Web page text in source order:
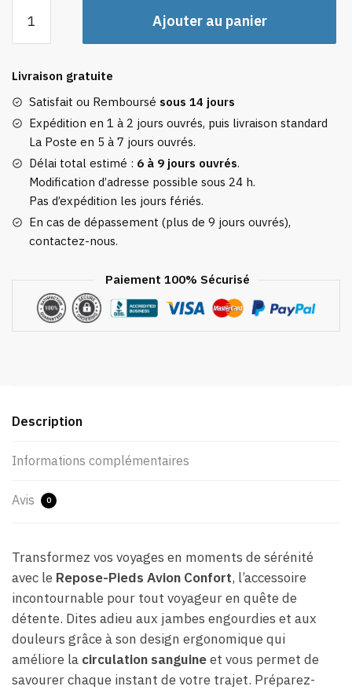
Repose-
Avion
Confort
Ajouter au panier
Livraison gratuite
Satisfait ou Remboursé sous 14 jours
Expédition en 1 à 2 jours ouvrés, puis livraison standard
La Poste en 5 à 7 jours ouvrés.
Délai total estimé : 6 à 9 jours ouvrés.
Modification d’adresse possible sous 24 h.
Pas d’expédition les jours fériés.
En cas de dépassement (plus de 9 jours ouvrés),
contactez-nous.
Paiement 100% Sécurisé
Description
Informations complémentaires
Avis 0
Transformez vos voyages en moments de sérénité
avec le Repose-Pieds Avion Confort, l’accessoire
incontournable pour tout voyageur en quête de
détente. Dites adieu aux jambes engourdies et aux
douleurs grâce à son design ergonomique qui
améliore la circulation sanguineet vous permet de
savourer chaque instant de votre trajet. Préparez-